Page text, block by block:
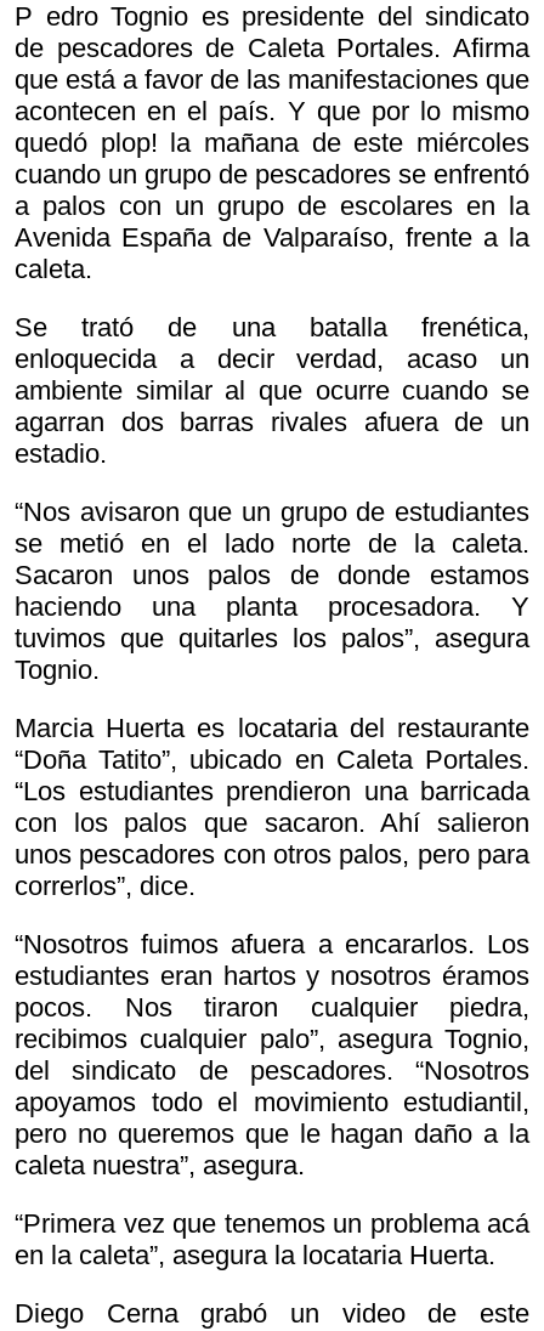
P edro Tognio es presidente del sindicato
de pescadores de Caleta Portales. Afirma
que está a favor de las manifestaciones que
acontecen en el país. Y que por lo mismo
quedó plop! la mañana de este miércoles
cuando un grupo de pescadores se enfrentó
a palos con un grupo de escolares en la
Avenida España de Valparaíso, frente a la
caleta.
Se trató de una batalla frenética,
enloquecida a decir verdad, acaso un
ambiente similar al que ocurre cuando se
agarran dos barras rivales afuera de un
estadio.
“Nos avisaron que un grupo de estudiantes
se metió en el lado norte de la caleta.
Sacaron unos palos de donde estamos
haciendo una planta procesadora. Y
tuvimos que quitarles los palos”, asegura
Tognio.
Marcia Huerta es locataria del restaurante
“Doña Tatito”, ubicado en Caleta Portales.
“Los estudiantes prendieron una barricada
con los palos que sacaron. Ahí salieron
unos pescadores con otros palos, pero para
correrlos”, dice.
“Nosotros fuimos afuera a encararlos. Los
estudiantes eran hartos y nosotros éramos
pocos. Nos tiraron cualquier piedra,
recibimos cualquier palo”, asegura Tognio,
del sindicato de pescadores. “Nosotros
apoyamos todo el movimiento estudiantil,
pero no queremos que le hagan daño a la
caleta nuestra”, asegura.
“Primera vez que tenemos un problema acá
en la caleta”, asegura la locataria Huerta.
Diego Cerna grabó un video de este